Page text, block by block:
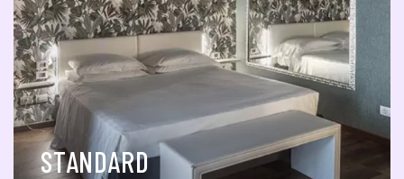
STANDARD